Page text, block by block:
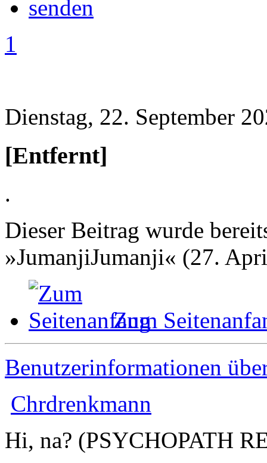
1
Dienstag, 22. September
[Entfernt]
.
Dieser Beitrag wurde
»JumanjiJumanji« (27.
Zum
Benutzerinformationen
Chrdrenkmann
Hi, na? (PSYCHOPATH